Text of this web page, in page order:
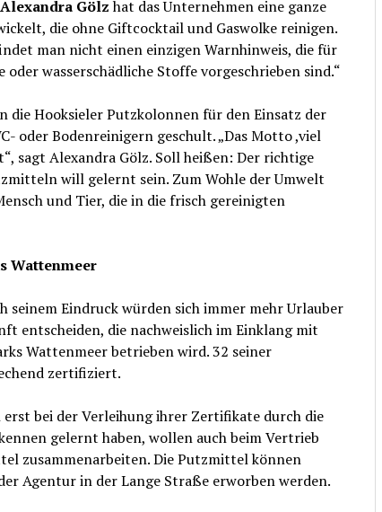
Alexandra Gölzhat das Unternehmen eine ganze
die ohne Giftcocktail und Gaswolke reinigen.
man nicht einen einzigen Warnhinweis, die für
wasserschädliche Stoffe vorgeschrieben sind.“
die Hooksieler Putzkolonnen für den Einsatz der
oder Bodenreinigern geschult. „Das Motto ,viel
sagt Alexandra Gölz. Soll heißen: Der richtige
will gelernt sein. Zum Wohle der Umwelt
und Tier, die in die frisch gereinigten
Wattenmeer
seinem Eindruck würden sich immer mehr Urlauber
entscheiden, die nachweislich im Einklang mit
Wattenmeer betrieben wird. 32 seiner
zertifiziert.
erst bei der Verleihung ihrer Zertifikate durch die
gelernt haben, wollen auch beim Vertrieb
zusammenarbeiten. Die Putzmittel können
Agentur in der Lange Straße erworben werden.